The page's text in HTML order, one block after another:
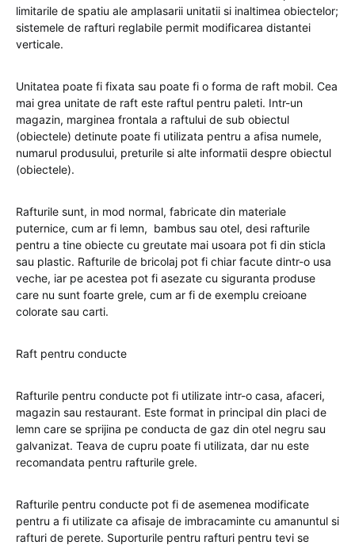
limitarile de spatiu ale amplasarii unitatii si inaltimea obiectelor;
sistemele de rafturi reglabile permit modificarea distantei
verticale.
Unitatea poate fi fixata sau poate fi o forma de raft mobil. Cea
mai grea unitate de raft este raftul pentru paleti. Intr-un
magazin, marginea frontala a raftului de sub obiectul
(obiectele) detinute poate fi utilizata pentru a afisa numele,
numarul produsului, preturile si alte informatii despre obiectul
(obiectele).
Rafturile sunt, in mod normal, fabricate din materiale
puternice, cum ar fi lemn, bambus sau otel, desi rafturile
pentru a tine obiecte cu greutate mai usoara pot fi din sticla
sau plastic. Rafturile de bricolaj pot fi chiar facute dintr-o usa
veche, iar pe acestea pot fi asezate cu siguranta produse
care nu sunt foarte grele, cum ar fi de exemplu creioane
colorate sau carti.
Raft pentru conducte
Rafturile pentru conducte pot fi utilizate intr-o casa, afaceri,
magazin sau restaurant. Este format in principal din placi de
lemn care se sprijina pe conducta de gaz din otel negru sau
galvanizat. Teava de cupru poate fi utilizata, dar nu este
recomandata pentru rafturile grele.
Rafturile pentru conducte pot fi de asemenea modificate
pentru a fi utilizate ca afisaje de imbracaminte cu amanuntul si
rafturi de perete. Suporturile pentru rafturi pentru tevi se